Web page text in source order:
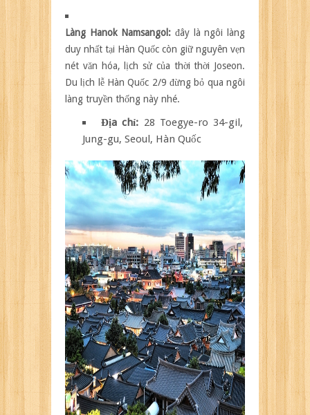
Làng Hanok Namsangol: đây là ngôi làng
duy nhất tại Hàn Quốc còn giữ nguyên vẹn
nét văn hóa, lịch sử của thời thời Joseon.
Du lịch lễ Hàn Quốc 2/9 đừng bỏ qua ngôi
làng truyền thống này nhé.
Địa chỉ: 28 Toegye-ro 34-gil,
Jung-gu, Seoul, Hàn Quốc